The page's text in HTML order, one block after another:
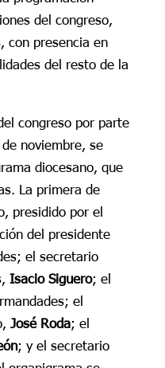
del congreso,
con presencia en
del resto de la
congreso por parte
noviembre, se
diocesano, que
La primera de
presidido por el
del presidente
el secretario
Isacio Siguero; el
el
José Roda; el
; y el secretario